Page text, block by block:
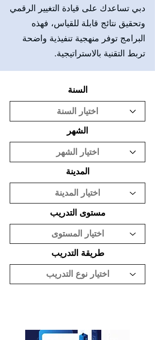
دبي تساعدك على قيادة التغيير الرقمي
وتحقيق نتائج قابلة للقياس، فهذه
البرامج توفر منهجية تنفيذية واضحة
تربط التقنية بالاستراتيجية.
السنة
الشهر
المدينة
مستوى التدريب
طريقة التدريب